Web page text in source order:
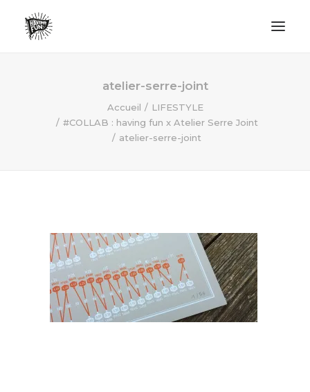
ECO FRIENDLY
RECHERCHE
atelier-serre-joint
Accueil
LIFESTYLE
#COLLAB : having fun x Atelier Serre Joint
atelier-serre-joint